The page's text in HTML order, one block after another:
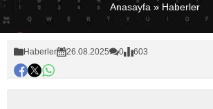
Anasayfa » Haberler
Haberler 26.08.2025 0 603